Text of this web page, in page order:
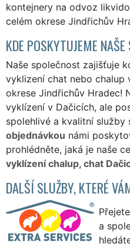
kontejnery na odvoz
celém okrese Jindřichův
KDE POSKYTUJEME
Naše společnost zajišťuje
vyklizení chat nebo chalup
okrese Jindřichův Hradec!
vyklízení v Dačicích, ale
spolehlivé a kvalitní služby
objednávkou námi
prohlédněte, jaká je naše
vyklízení chalup, chat
DALŠÍ SLUŽBY, KTERÉ
a